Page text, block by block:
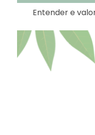
Entender e